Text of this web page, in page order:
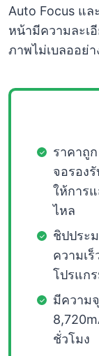
Auto Focus แ
หน้ามีความละเ
ภาพไม่เบลออย่
ราคาถู
จอรอง
ให้การ
ไหล
ชิปประ
ความเ
โปรแก
มีความ
ชั่วโมง